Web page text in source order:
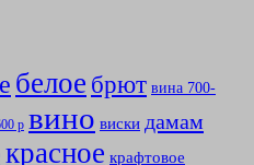
белое брют вина 700-
р вино виски дамам
красное крафтовое